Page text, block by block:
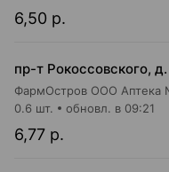
6,50 р.
пр-т Рокоссовского,
6,77 р.
0.6 шт. обновл. в 09:21